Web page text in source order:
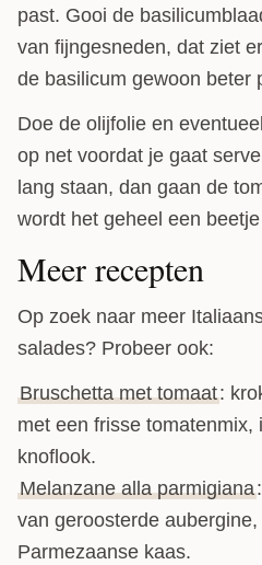
past. Gooi de
van fijngesneden, dat ziet
de basilicum gewoon beter
Doe de olijfolie en
op net voordat je gaat
lang staan, dan gaan de
wordt het geheel een
Meer recepten
Op zoek naar meer
salades? Probeer ook:
Bruschetta met tomaat:
met een frisse tomatenmix,
knoflook.
Melanzane alla parmigiana
van geroosterde
Parmezaanse kaas.